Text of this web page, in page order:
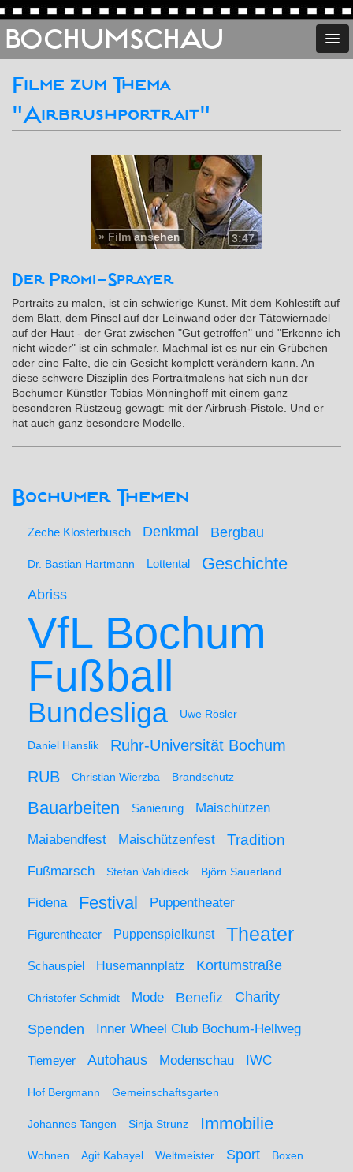
BOCHUMSCHAU
Filme zum Thema
"Airbrushportrait"
3:47
» Film ansehen
Der Promi-Sprayer
Portraits zu malen, ist ein schwierige Kunst. Mit dem Kohlestift auf
dem Blatt, dem Pinsel auf der Leinwand oder der Tätowiernadel
auf der Haut - der Grat zwischen "Gut getroffen" und "Erkenne ich
nicht wieder" ist ein schmaler. Machmal ist es nur ein Grübchen
oder eine Falte, die ein Gesicht komplett verändern kann. An
diese schwere Disziplin des Portraitmalens hat sich nun der
Bochumer Künstler Tobias Mönninghoff mit einem ganz
besonderen Rüstzeug gewagt: mit der Airbrush-Pistole. Und er
hat auch ganz besondere Modelle.
Bochumer Themen
Zeche Klosterbusch Denkmal Bergbau
Dr. Bastian Hartmann Lottental Geschichte
Abriss
VfL Bochum
Fußball
Bundesliga Uwe Rösler
Daniel Hanslik
Ruhr-Universität Bochum
RUB
Christian Wierzba Brandschutz
Bauarbeiten Sanierung
Maischützen
Maiabendfest
Maischützenfest Tradition
Fußmarsch Stefan Vahldieck Björn Sauerland
Fidena Festival Puppentheater
Figurentheater Puppenspielkunst Theater
Schauspiel Husemannplatz Kortumstraße
Christofer Schmidt Mode Benefiz Charity
Spenden Inner Wheel Club Bochum-Hellweg
Tiemeyer Autohaus Modenschau IWC
Hof Bergmann Gemeinschaftsgarten
Johannes Tangen Sinja Strunz Immobilie
Wohnen Agit Kabayel Weltmeister Sport Boxen